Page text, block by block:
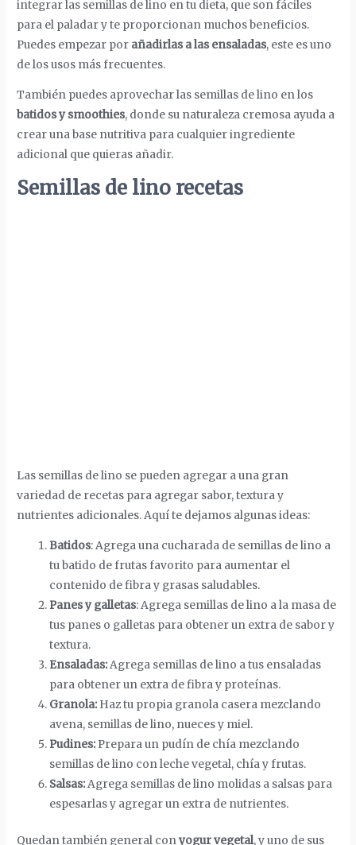
integrar las semillas de lino en tu dieta, que son fáciles
para el paladar y te proporcionan muchos beneficios.
Puedes empezar por añadirlas a las ensaladas, este es uno
de los usos más frecuentes.
También puedes aprovechar las semillas de lino en los
batidos y smoothies, donde su naturaleza cremosa ayuda a
crear una base nutritiva para cualquier ingrediente
adicional que quieras añadir.
Semillas de lino recetas
Las semillas de lino se pueden agregar a una gran
variedad de recetas para agregar sabor, textura y
nutrientes adicionales. Aquí te dejamos algunas ideas:
Batidos: Agrega una cucharada de semillas de lino a
tu batido de frutas favorito para aumentar el
contenido de fibra y grasas saludables.
Panes y galletas: Agrega semillas de lino a la masa de
tus panes o galletas para obtener un extra de sabor y
textura.
Ensaladas:Agrega semillas de lino a tus ensaladas
para obtener un extra de fibra y proteínas.
Granola: Haz tu propia granola casera mezclando
avena, semillas de lino, nueces y miel.
Pudines: Prepara un pudín de chía mezclando
semillas de lino con leche vegetal, chía y frutas.
Salsas:Agrega semillas de lino molidas a salsas para
espesarlas y agregar un extra de nutrientes.
Quedan también general conyogur vegetal, y uno de sus